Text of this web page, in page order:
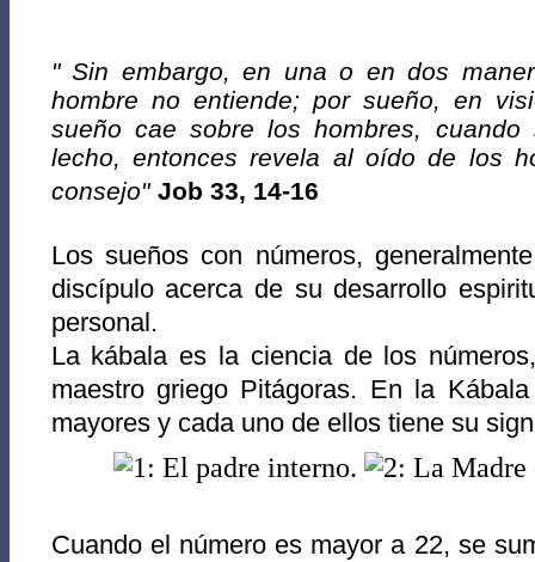
" Sin embargo, en una o en dos
hombre no entiende; por sueño, en
sueño cae sobre los hombres,
lecho, entonces revela al oído de los
consejo" Job 33, 14-16
Los sueños con números,
discípulo acerca de su desarrollo
personal.
La kábala es la ciencia de los
maestro griego Pitágoras. En la Kába
mayores y cada uno de ellos tiene su
Cuando el número es mayor a 22, se